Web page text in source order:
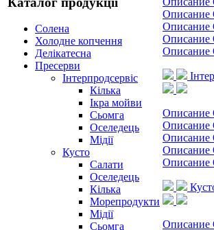
Солена
Холодне копчення
Делікатесна
Пресерви
Інтерпродсервіс
Кілька
Ікра мойви
Сьомга
Оселедець
Мідії
Кусто
Салати
Оселедець
Кілька
Морепродукти
Мідії
Сьомга
Описание
Описание
Описание
Описание
Описание
Описание
Описание
Описание
Описание
Описание